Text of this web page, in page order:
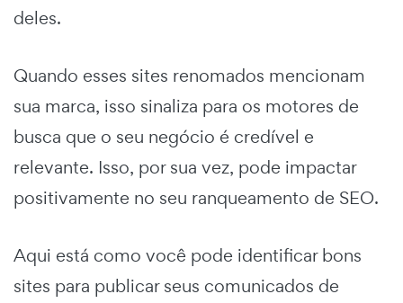
deles.
Quando esses sites renomados mencionam
sua marca, isso sinaliza para os motores de
busca que o seu negócio é credível e
relevante. Isso, por sua vez, pode impactar
positivamente no seu ranqueamento de SEO.
Aqui está como você pode identificar bons
sites para publicar seus comunicados de